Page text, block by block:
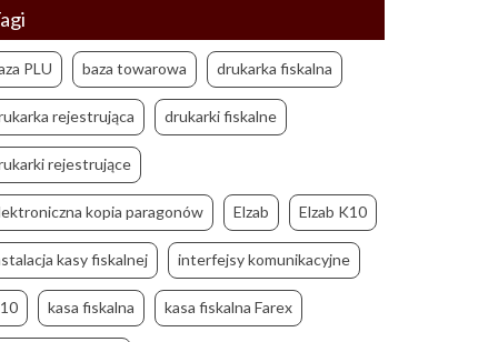
PLU baza towarowa drukarka fiskalna
rejestrująca drukarki fiskalne
rejestrujące
kopia paragonów Elzab Elzab K10
kasy fiskalnej interfejsy komunikacyjne
kasa fiskalna kasa fiskalna Farex